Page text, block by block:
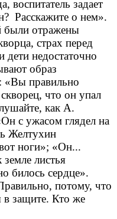
воспитатель задает
Расскажите о нем».
были отражены
страх перед
недостаточно
образ
«Вы правильно
что он упал
как А.
с ужасом глядел на
Желтухин
ноги»; «Он...
листья
билось сердце».
потому, что
в защите. Кто же